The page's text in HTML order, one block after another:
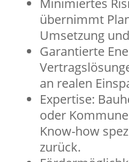
übernimmt
Umsetzung
Garantierte
an realen
Expertise:
oder
Know-how
zurück.